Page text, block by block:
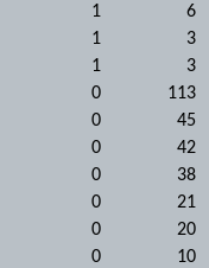
1
6
1
3
1
3
0
113
0
45
0
42
0
38
0
21
0
20
0
10